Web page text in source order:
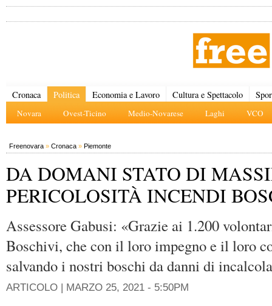
Cronaca Politica
Novara Ovest-Ticino Medio-Novarese Laghi VCO
Economia e Lavoro Cultura e Spettacolo
Freenovara » Cronaca » Piemonte
DA DOMANI STATO DI
PERICOLOSITÀ INCENDI
Assessore Gabusi: «Grazie ai 1.200
Boschivi, che con il loro impegno e il loro
salvando i nostri boschi da danni di
ARTICOLO | MARZO 25, 2021 - 5:50PM